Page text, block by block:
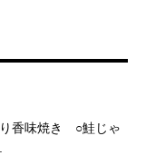
香味焼き ○鮭じゃ